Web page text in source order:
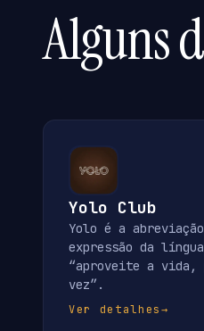
Alguns
Yolo Club
Yolo é a
expressão da
“aproveite a vida,
vez”.
Ver detalhes→